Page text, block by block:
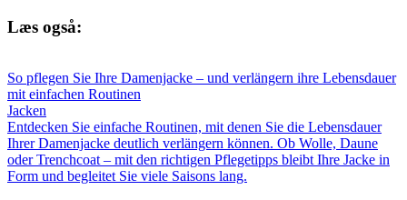
Læs også:
So pflegen Sie Ihre Damenjacke – und verlängern ihre Lebensdauer
mit einfachen Routinen
Jacken
Entdecken Sie einfache Routinen, mit denen Sie die Lebensdauer
Ihrer Damenjacke deutlich verlängern können. Ob Wolle, Daune
oder Trenchcoat – mit den richtigen Pflegetipps bleibt Ihre Jacke in
Form und begleitet Sie viele Saisons lang.